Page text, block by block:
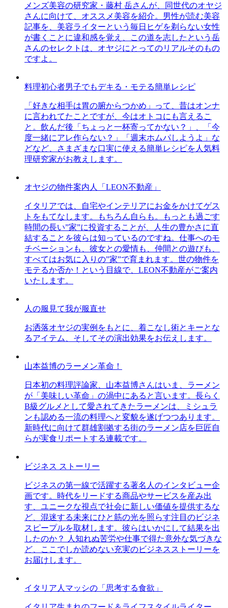
メンズ美容の研究家・藤村 岳さんが、同世代のオヤジ
さんに向けて、オススメ美容を紹介。男性が読む美容
記事を、美容ライターという毎日ヒゲを剃らない女性
が書くことに違和感を覚え、この道を志したという岳
さんのセレクトは、オヤジにとってのリアルそのもの
ですよ。
料理初心者男子でもデキる・モテる簡単レシピ
「好きな相手は胃の腑からつかめ」って、昔はオンナ
に言われてたことですが、今はオトコにも言えるこ
と。飲んだ後「ちょっと一杯寄ってかない？」、「今
度一緒にアレ作らない？」「週末ホムパしようよ」な
どなど、さまざまな口実に使える簡単レシピを人気料
理研究家がお教えします。
オヤジの物件案内人「LEON不動産」
イタリアでは、自宅やインテリアにお金をかけてゲス
トをもてなします。もちろん自らも。もっとも過ごす
時間の長い”家”に投資することが、人生の豊かさに直
結することを彼らは知っているのですね。仕事へのモ
チベーションも、彼女との愛情も、仲間との遊びも、
すべてはお気に入りの”家”で育まれます。世の物件を
モテるか否か！という目線で、LEON不動産がご案内
いたします。
人の服見て我が服直せ
お洒落オヤジの実例をもとに、着こなし術とキーとな
るアイテム、そしてその演出効果をお伝えします。
山本益博のラーメン革命！
日本初の料理評論家、山本益博さんはいま、ラーメン
が「美味しい革命」の渦中にあると言います。長らく
B級グルメとして愛されてきたラーメンは、ミシュラ
ンも認める一流の料理へと変貌を遂げつつあります。
新時代に向けて群雄割拠する街のラーメン店を巨匠自
らが実食リポートする連載です。
ビジネス ストーリー
ビジネスの第一線で活躍する著名人のインタビュー企
画です。時代をリードする商品やサービスを産み出
す、ユニークな視点で社会に新しい価値を提供するな
ど、混迷する未来にひと筋の光を照らす注目のビジネ
スピープルを取材します。彼らはいかにして結果を出
したのか？ 人知れぬ苦労や仕事で得た意外な気づきな
ど、ここでしか読めない充実のビジネスストーリーを
お届けします。
イタリア人マッシの「思考する食欲」